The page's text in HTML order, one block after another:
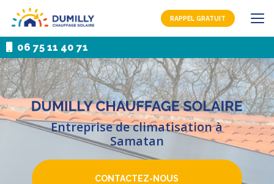
contenu
principal
06 75 11 40 71
RAPPEL GRATUIT
Entreprise de climatisation à
Samatan
CONTACTEZ-NOUS